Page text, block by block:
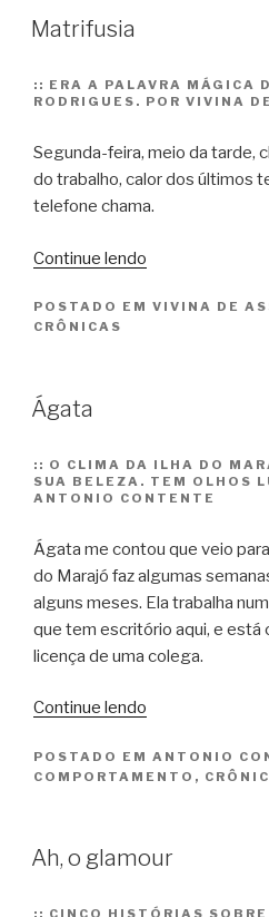
Matrifusia
:: ERA A PALAVRA MÁGICA
RODRIGUES. POR VIVINA
Segunda-feira, meio da tarde,
do trabalho, calor dos últimos
telefone chama.
Continue lendo
POSTADO EM VIVINA DE
CRÔNICAS
Ágata
:: O CLIMA DA ILHA DO
SUA BELEZA. TEM OLHOS
ANTONIO CONTENTE
Ágata me contou que veio
do Marajó faz algumas
alguns meses. Ela trabalha
que tem escritório aqui, e está
licença de uma colega.
Continue lendo
POSTADO EM ANTONIO
COMPORTAMENTO ,
Ah, o glamour